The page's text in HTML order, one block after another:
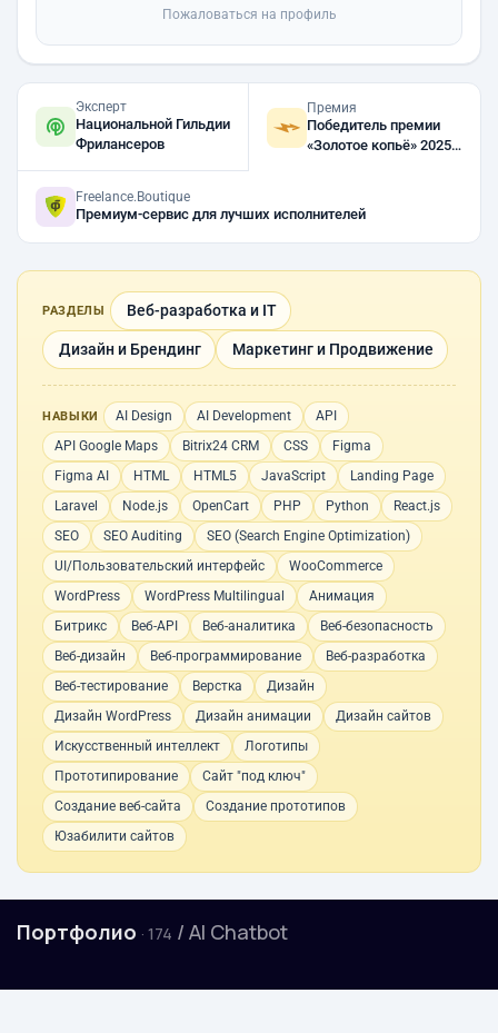
Пожаловаться на профиль
Эксперт
Национальной Гильдии
Фрилансеров
Премия
Победитель премии
«Золотое копьё» 2025,
Freelance.Boutique
Премиум-сервис для лучших исполнителей
РАЗДЕЛЫ Веб-разработка и IT
Дизайн и Брендинг Маркетинг и Продвижение
НАВЫКИ AI Design AI Development
API
API Google Maps
Bitrix24 CRM CSS
Figma
Figma AI
HTML HTML5 JavaScript
Landing Page
Laravel
Node.js OpenCart PHP Python
React.js
SEO
SEO Auditing
SEO (Search Engine Optimization)
UI/Пользовательский интерфейс
WooCommerce
WordPress
WordPress Multilingual
Анимация
Битрикс
Веб-API Веб-аналитика
Веб-безопасность
Веб-дизайн
Веб-программирование
Веб-разработка
Веб-тестирование
Верстка
Дизайн
Дизайн WordPress
Дизайн анимации
Дизайн сайтов
Искусственный интеллект
Логотипы
Прототипирование
Сайт "под ключ"
Создание веб-сайта
Создание прототипов
Юзабилити сайтов
Портфолио · 174 / AI Chatbot